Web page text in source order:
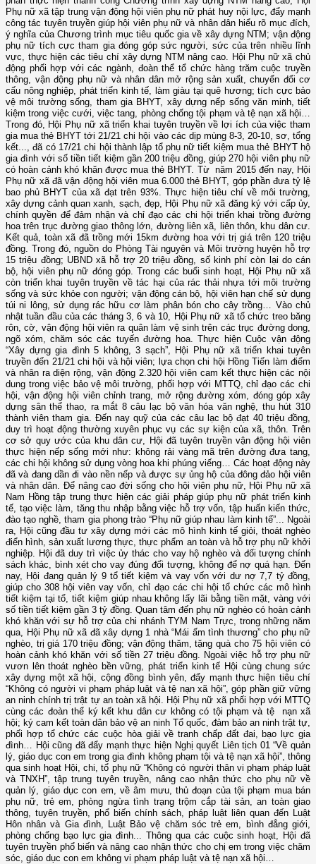
Phụ nữ xã tập trung vận động hội viên phụ nữ phát huy nội lực, đẩy mạnh
công tác tuyên truyền giúp hội viên phụ nữ và nhân dân hiểu rõ mục đích,
ý nghĩa của Chương trình mục tiêu quốc gia về xây dựng NTM; vận động
phụ nữ tích cực tham gia đóng góp sức người, sức của trên nhiều lĩnh
vực, thực hiện các tiêu chí xây dựng NTM nâng cao. Hội Phụ nữ xã chủ
động phối hợp với các ngành, đoàn thể tổ chức hàng trăm cuộc truyền
thông, vận động phụ nữ và nhân dân mở rộng sản xuất, chuyển đổi cơ
cấu nông nghiệp, phát triển kinh tế, làm giàu tại quê hương; tích cực bảo
vệ môi trường sống, tham gia BHYT, xây dựng nếp sống văn minh, tiết
kiệm trong việc cưới, việc tang, phòng chống tội phạm và tệ nạn xã hội…
Trong đó, Hội Phụ nữ xã triển khai tuyên truyền về lợi ích của việc tham
gia mua thẻ BHYT tới 21/21 chi hội vào các dịp mùng 8-3, 20-10, sơ, tổng
kết..., đã có 17/21 chi hội thành lập tổ phụ nữ tiết kiệm mua thẻ BHYT hộ
gia đình với số tiền tiết kiệm gần 200 triệu đồng, giúp 270 hội viên phụ nữ
có hoàn cảnh khó khăn được mua thẻ BHYT. Từ năm 2015 đến nay, Hội
Phụ nữ xã đã vận động hội viên mua 6.000 thẻ BHYT, góp phần đưa tỷ lệ
bao phủ BHYT của xã đạt trên 93%. Thực hiện tiêu chí về môi trường,
xây dựng cảnh quan xanh, sạch, đẹp, Hội Phụ nữ xã đăng ký với cấp ủy,
chính quyền để đảm nhận và chỉ đạo các chi hội triển khai trồng đường
hoa trên trục đường giao thông lớn, đường liên xã, liên thôn, khu dân cư.
Kết quả, toàn xã đã trồng mới 15km đường hoa với trị giá trên 120 triệu
đồng. Trong đó, nguồn do Phòng Tài nguyên và Môi trường huyện hỗ trợ
15 triệu đồng; UBND xã hỗ trợ 20 triệu đồng, số kinh phí còn lại do cán
bộ, hội viên phụ nữ đóng góp. Trong các buổi sinh hoạt, Hội Phụ nữ xã
còn triển khai tuyên truyền về tác hại của rác thải nhựa tới môi trường
sống và sức khỏe con người; vận động cán bộ, hội viên hạn chế sử dụng
túi ni lông, sử dụng rác hữu cơ làm phân bón cho cây trồng… Vào chủ
nhật tuần đầu của các tháng 3, 6 và 10, Hội Phụ nữ xã tổ chức treo băng
rôn, cờ, vận động hội viên ra quân làm vệ sinh trên các trục đường dong,
ngõ xóm, chăm sóc các tuyến đường hoa. Thực hiện Cuộc vận động
“Xây dựng gia đình 5 không, 3 sạch”, Hội Phụ nữ xã triển khai tuyên
truyền đến 21/21 chi hội và hội viên; lựa chọn chi hội Hồng Tiến làm điểm
và nhân ra diện rộng, vận động 2.320 hội viên cam kết thực hiện các nội
dung trong việc bảo vệ môi trường, phối hợp với MTTQ, chỉ đạo các chi
hội, vận động hội viên chỉnh trang, mở rộng đường xóm, đóng góp xây
dựng sân thể thao, ra mắt 8 câu lạc bộ văn hóa văn nghệ, thu hút 310
thành viên tham gia. Đến nay quỹ của các câu lạc bộ đạt 40 triệu đồng,
duy trì hoạt động thường xuyên phục vụ các sự kiện của xã, thôn. Trên
cơ sở quy ước của khu dân cư, Hội đã tuyên truyền vận động hội viên
thực hiện nếp sống mới như: không rải vàng mã trên đường đưa tang,
các chi hội không sử dụng vòng hoa khi phúng viếng… Các hoạt động này
đã và đang dần đi vào nền nếp và được sự ủng hộ của đông đảo hội viên
và nhân dân. Để nâng cao đời sống cho hội viên phụ nữ, Hội Phụ nữ xã
Nam Hồng tập trung thực hiện các giải pháp giúp phụ nữ phát triển kinh
tế, tạo việc làm, tăng thu nhập bằng việc hỗ trợ vốn, tập huấn kiến thức,
đào tạo nghề, tham gia phong trào “Phụ nữ giúp nhau làm kinh tế”... Ngoài
ra, Hội cũng đầu tư xây dựng mới các mô hình kinh tế giỏi, thoát nghèo
điển hình, sản xuất lương thực, thực phẩm an toàn và hỗ trợ phụ nữ khởi
nghiệp. Hội đã duy trì việc ủy thác cho vay hộ nghèo và đối tượng chính
sách khác, bình xét cho vay đúng đối tượng, không để nợ quá hạn. Đến
nay, Hội đang quản lý 9 tổ tiết kiệm và vay vốn với dư nợ 7,7 tỷ đồng,
giúp cho 308 hội viên vay vốn, chỉ đạo các chi hội tổ chức các mô hình
tiết kiệm tại tổ, tiết kiệm giúp nhau không lấy lãi bằng tiền mặt, vàng với
số tiền tiết kiệm gần 3 tỷ đồng. Quan tâm đến phụ nữ nghèo có hoàn cảnh
khó khăn với sự hỗ trợ của chi nhánh TYM Nam Trực, trong những năm
qua, Hội Phụ nữ xã đã xây dựng 1 nhà “Mái ấm tình thương” cho phụ nữ
nghèo, trị giá 170 triệu đồng; vận động thăm, tặng quà cho 75 hội viên có
hoàn cảnh khó khăn với số tiền 27 triệu đồng. Ngoài việc hỗ trợ phụ nữ
vươn lên thoát nghèo bền vững, phát triển kinh tế Hội cùng chung sức
xây dựng một xã hội, cộng đồng bình yên, đẩy mạnh thực hiện tiêu chí
“Không có người vi phạm pháp luật và tệ nạn xã hội”, góp phần giữ vững
an ninh chính trị trật tự an toàn xã hội. Hội Phụ nữ xã phối hợp với MTTQ
cùng các đoàn thể ký kết khu dân cư không có tội phạm và tệ nạn xã
hội; ký cam kết toàn dân bảo vệ an ninh Tổ quốc, đảm bảo an ninh trật tự,
phối hợp tổ chức các cuộc hòa giải về tranh chấp đất đai, bạo lực gia
đình… Hội cũng đã đẩy mạnh thực hiện Nghị quyết Liên tịch 01 “Về quản
lý, giáo dục con em trong gia đình không phạm tội và tệ nạn xã hội”, thông
qua sinh hoạt Hội, chi, tổ phụ nữ “Không có người thân vi phạm pháp luật
và TNXH”, tập trung tuyên truyền, nâng cao nhận thức cho phụ nữ về
quản lý, giáo dục con em, về âm mưu, thủ đoạn của tội phạm mua bán
phụ nữ, trẻ em, phòng ngừa tình trạng trộm cắp tài sản, an toàn giao
thông, tuyên truyền, phổ biến chính sách, pháp luật liên quan đến Luật
Hôn nhân và Gia đình, Luật Bảo vệ chăm sóc trẻ em, bình đẳng giới,
phòng chống bạo lực gia đình... Thông qua các cuộc sinh hoạt, Hội đã
tuyên truyền phổ biến và nâng cao nhận thức cho chị em trong việc chăm
sóc, giáo dục con em không vi phạm pháp luật và tệ nạn xã hội…